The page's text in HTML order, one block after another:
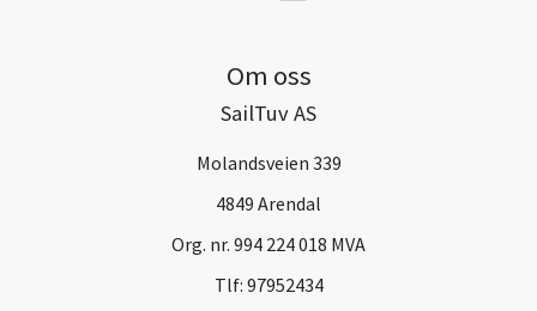
Om oss
SailTuv AS
Molandsveien 339
4849 Arendal
Org. nr. 994 224 018 MVA
Tlf: 97952434